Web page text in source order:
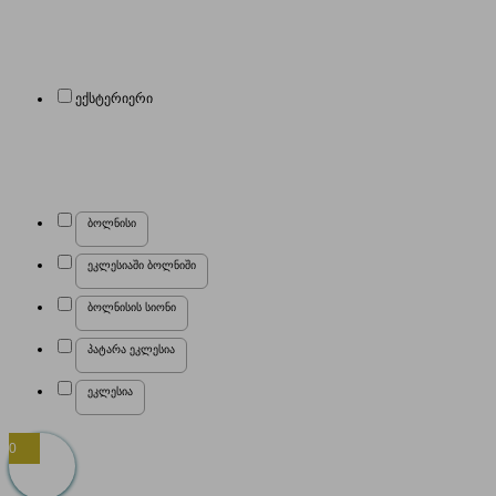
ექსტერიერი
ბოლნისი
ეკლესიაში ბოლნიში
ბოლნისის სიონი
პატარა ეკლესია
ეკლესია
0